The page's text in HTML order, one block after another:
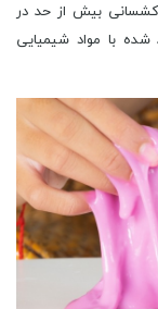
بیش از حد در
شده با مواد شیمیایی